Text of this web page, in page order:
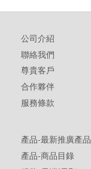
公司介紹
聯絡我們
尊貴客戶
合作夥伴
服務條款
產品-最新推廣產品
產品-商品目錄